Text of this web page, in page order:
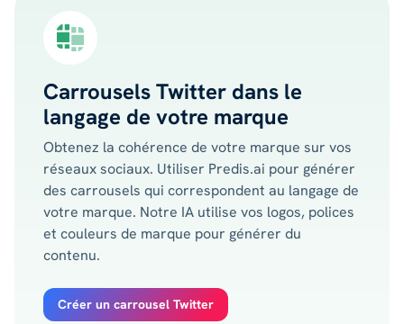
Carrousels Twitter dans le
langage de votre marque
Obtenez la cohérence de votre marque sur vos
réseaux sociaux. Utiliser Predis.ai pour générer
des carrousels qui correspondent au langage de
votre marque. Notre IA utilise vos logos, polices
et couleurs de marque pour générer du
contenu.
Créer un carrousel Twitter